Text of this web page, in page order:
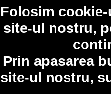
Folosim cookie-
site-ul nostru,
Prin apasarea
site-ul nostru,